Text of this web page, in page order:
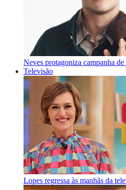
Neves protagoniza campanha
Televisão
Lopes regressa às manhãs da